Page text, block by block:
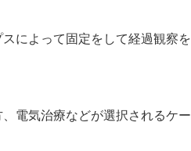
によって固定をして経過観察を
電気治療などが選択されるケー